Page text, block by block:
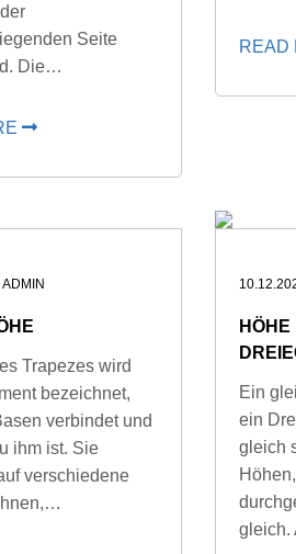
Seite
Die…
READ
ADMIN
Trapezes wird
bezeichnet,
verbindet und
ihm ist. Sie
verschiedene
Ein
ein
gleich